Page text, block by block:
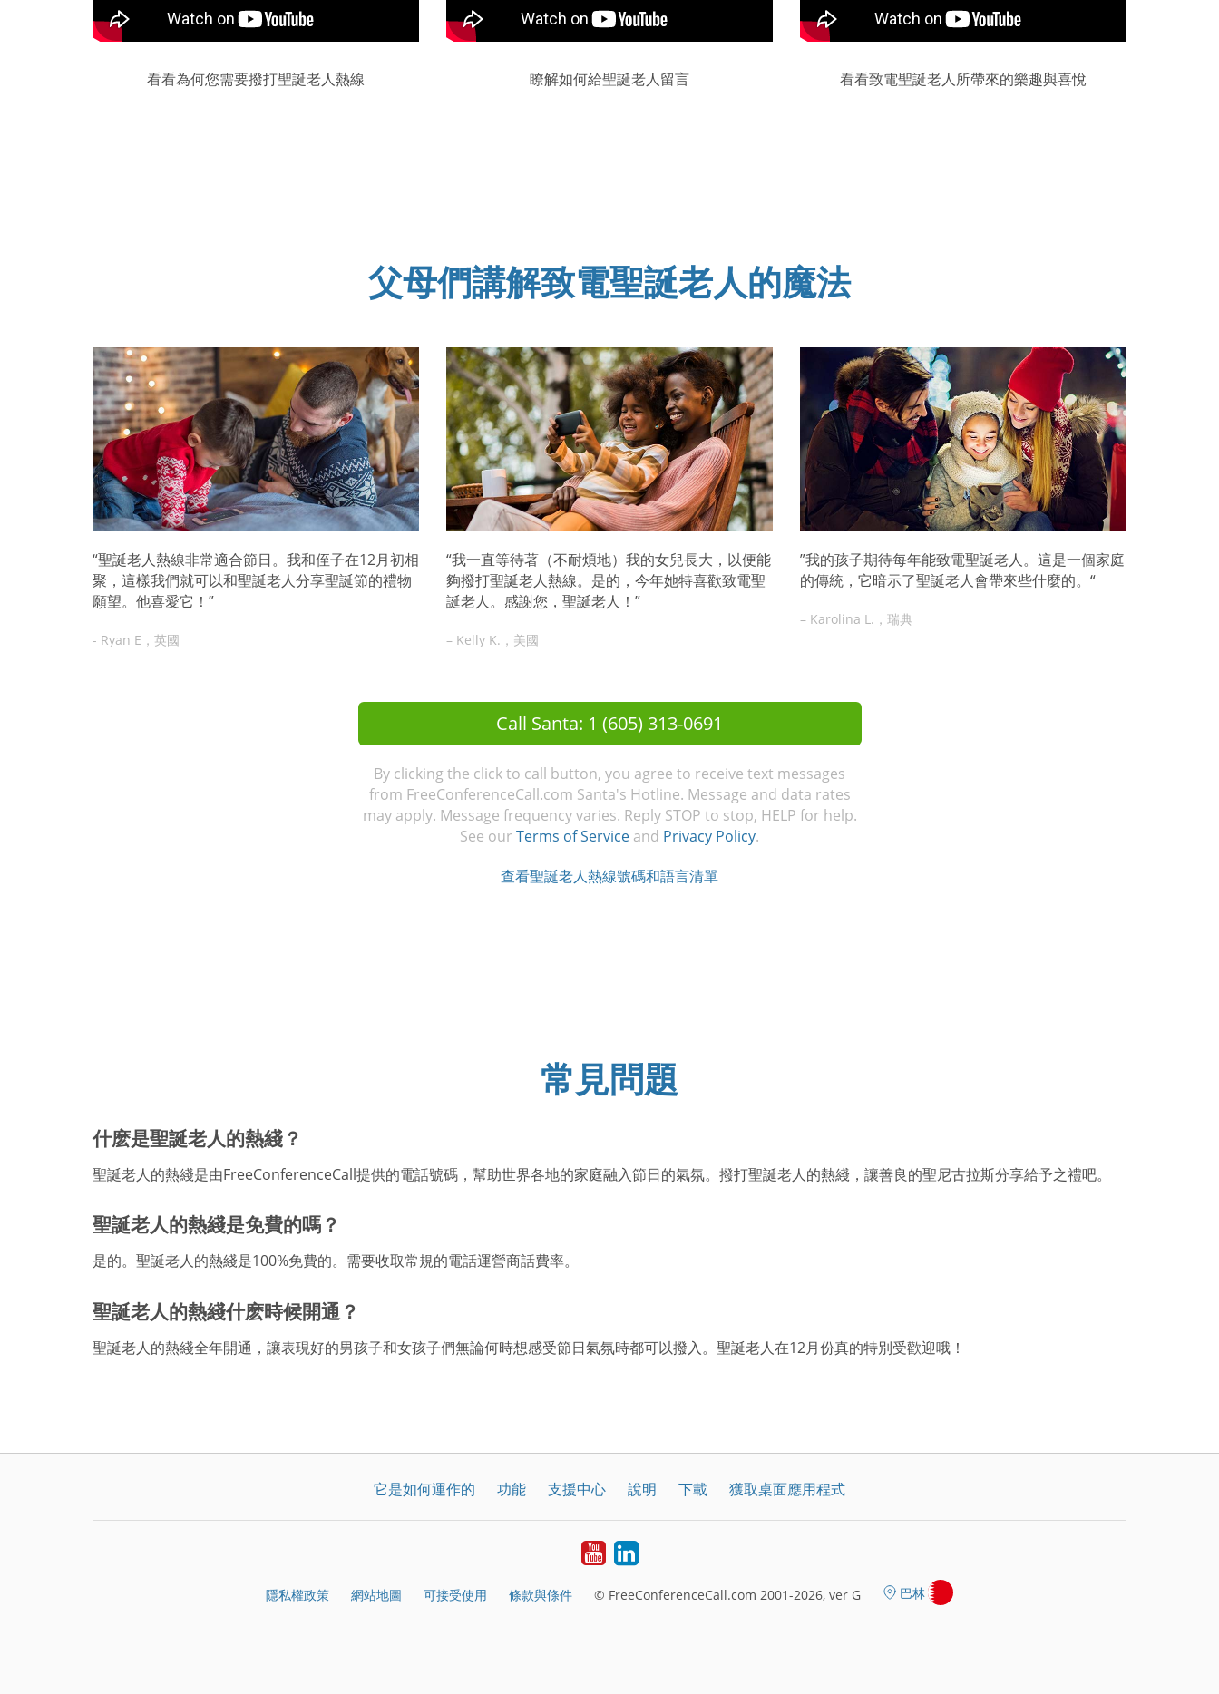
看看為何您需要撥打聖誕老人熱線 瞭解如何給聖誕老人留言 看看致電聖誕老人所帶來的樂趣與喜悅
父母們講解致電聖誕老人的魔法
“聖誕老人熱線非常適合節日。我和侄子在12月初相
聚，這樣我們就可以和聖誕老人分享聖誕節的禮物
願望。他喜愛它！”
- Ryan E，英國
“我一直等待著（不耐煩地）我的女兒長大，以便能
夠撥打聖誕老人熱線。是的，今年她特喜歡致電聖
誕老人。感謝您，聖誕老人！”
– Kelly K.，美國
”我的孩子期待每年能致電聖誕老人。這是一個家庭
的傳統，它暗示了聖誕老人會帶來些什麼的。“
– Karolina L.，瑞典
Call Santa: 1 (605) 313-0691
By clicking the click to call button, you agree to receive text messages
from FreeConferenceCall.com Santa's Hotline. Message and data rates
may apply. Message frequency varies. Reply STOP to stop, HELP for help.
See our Terms of Service and Privacy Policy.
查看聖誕老人熱線號碼和語言清單
常見問題
什麽是聖誕老人的熱綫？
聖誕老人的熱綫是由FreeConferenceCall提供的電話號碼，幫助世界各地的家庭融入節日的氣氛。撥打聖誕老人的熱綫，讓善良的聖尼古拉斯分享給予之禮吧。
聖誕老人的熱綫是免費的嗎？
是的。聖誕老人的熱綫是100%免費的。需要收取常規的電話運營商話費率。
聖誕老人的熱綫什麽時候開通？
聖誕老人的熱綫全年開通，讓表現好的男孩子和女孩子們無論何時想感受節日氣氛時都可以撥入。聖誕老人在12月份真的特別受歡迎哦！
它是如何運作的 功能 支援中心 說明 下載 獲取桌面應用程式
YouTubeLinkedIn
隱私權政策 網站地圖 可接受使用 條款與條件 © FreeConferenceCall.com 2001-2026, ver G 巴林